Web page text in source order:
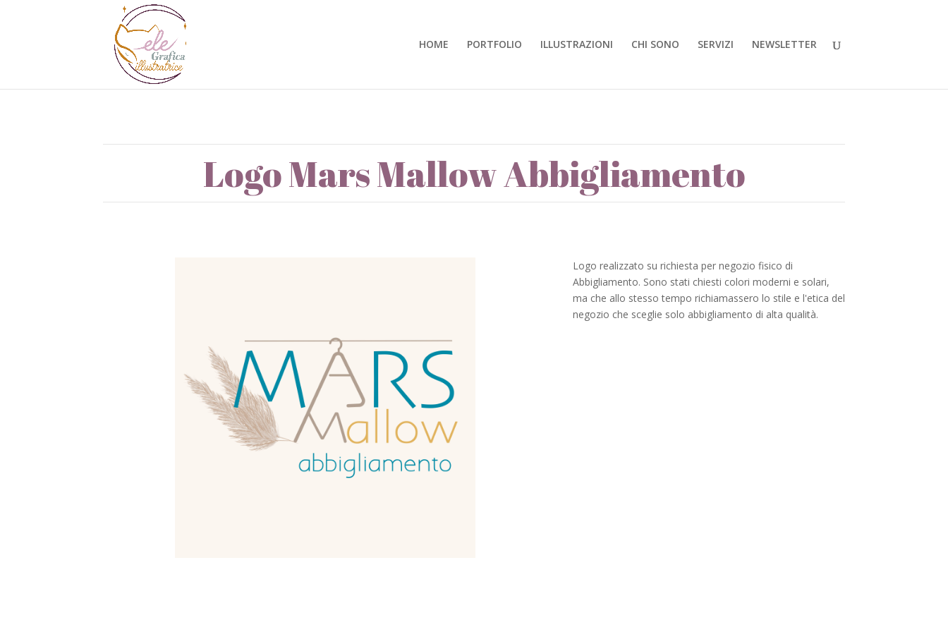
HOME PORTFOLIO ILLUSTRAZIONI CHI SONO SERVIZI NEWSLETTER
Logo Mars Mallow Abbigliamento
Logo realizzato su richiesta per negozio fisico di
Abbigliamento. Sono stati chiesti colori moderni e solari,
ma che allo stesso tempo richiamassero lo stile e l'etica del
negozio che sceglie solo abbigliamento di alta qualità.